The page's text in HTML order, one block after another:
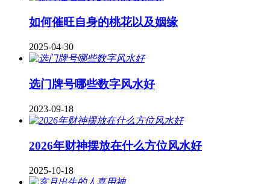
如何催旺自身的桃花以及姻缘
2025-04-30
​选门牌号哪些数字风水好
2023-09-18
2026年财神摆放在什么方位风水好
2025-10-18